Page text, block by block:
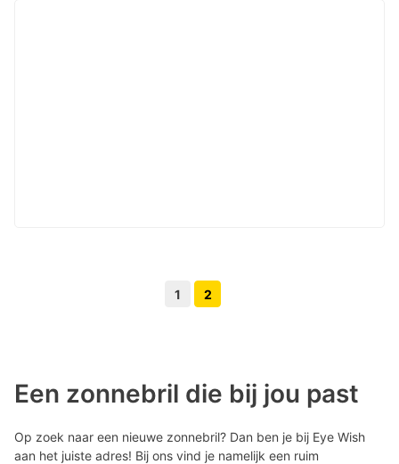
Vorige pagina knop
1 2
Een zonnebril die bij jou past
Op zoek naar een nieuwe zonnebril? Dan ben je bij Eye Wish
aan het juiste adres! Bij ons vind je namelijk een ruim